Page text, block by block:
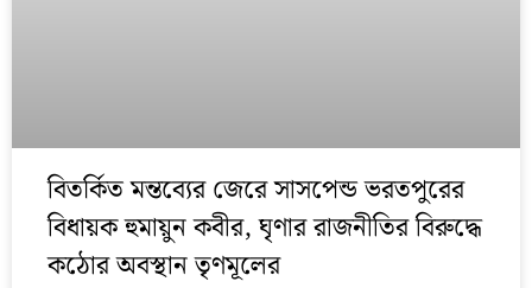
বিতর্কিত মন্তব্যের জেরে সাসপেন্ড ভরতপুরের
বিধায়ক হুমায়ুন কবীর, ঘৃণার রাজনীতির বিরুদ্ধে
কঠোর অবস্থান তৃণমূলের